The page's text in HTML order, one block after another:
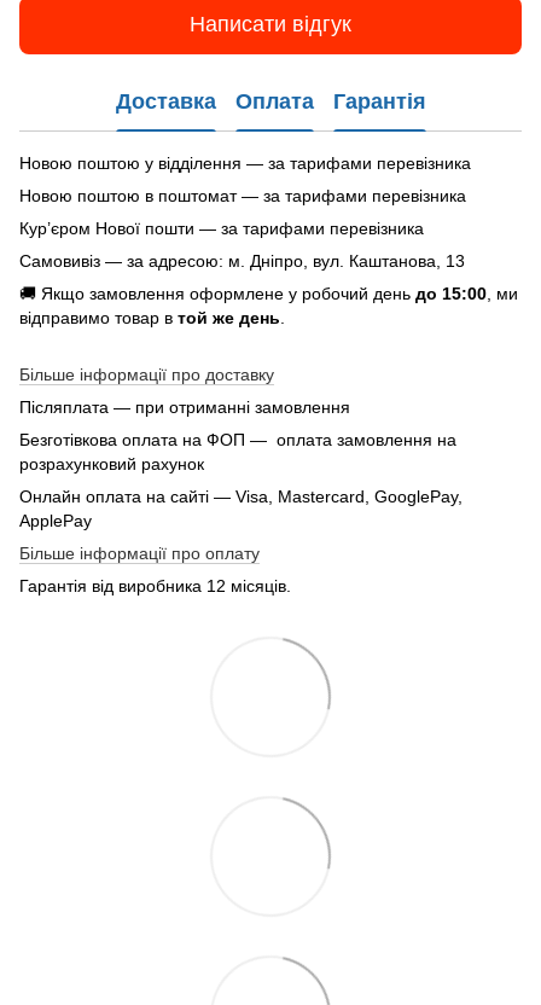
Написати відгук
Доставка Оплата Гарантія
Новою поштою у відділення — за тарифами перевізника
Новою поштою в поштомат — за тарифами перевізника
Кур’єром Нової пошти — за тарифами перевізника
Самовивіз — за адресою: м. Дніпро, вул. Каштанова, 13
🚚 Якщо замовлення оформлене у робочий день до 15:00 , ми
відправимо товар в той же день
Більше інформації про доставку
Післяплата — при отриманні замовлення
Безготівкова оплата на ФОП — оплата замовлення на
розрахунковий рахунок
Онлайн оплата на сайті — Visa, Mastercard, GooglePay,
ApplePay
Більше інформації про оплату
Гарантія від виробника 12 місяців.